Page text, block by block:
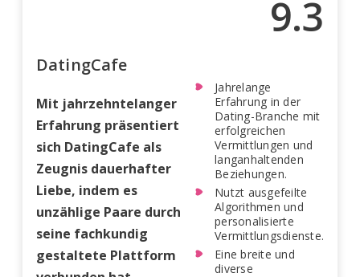
9.3
DatingCafe
Mit jahrzehntelanger
Erfahrung präsentiert
sich DatingCafe als
Zeugnis dauerhafter
Liebe, indem es
unzählige Paare durch
seine fachkundig
gestaltete Plattform
Jahrelange
Erfahrung in der
Dating-Branche mit
erfolgreichen
Vermittlungen und
langanhaltenden
Beziehungen.
Nutzt ausgefeilte
Algorithmen und
personalisierte
Vermittlungsdienste.
Eine breite und
diverse